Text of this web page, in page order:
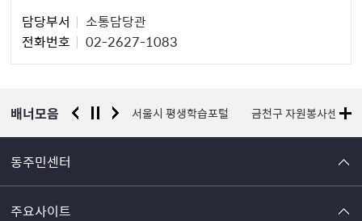
자
담당부서
소통담당관
전화번호
02-2627-1083
배너모음
경찰청 유실물 통합포털 서울시 평생학습포털 금천구 자원봉사센터
동주민센터
주요사이트